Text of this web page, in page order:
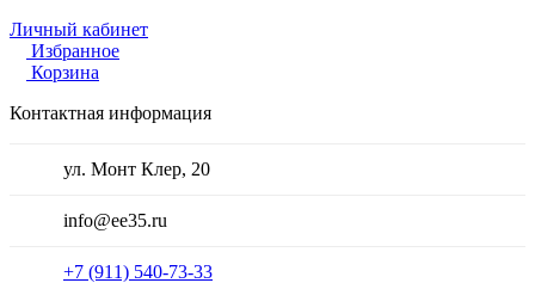
Личный кабинет
Избранное
Корзина
Контактная информация
ул. Монт Клер, 20
info@ee35.ru
+7 (911) 540-73-33